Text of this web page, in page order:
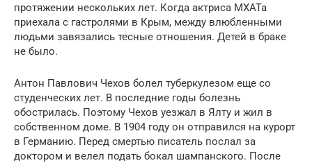
протяжении нескольких лет. Когда актриса МХАТа
приехала с гастролями в Крым, между влюбленными
людьми завязались тесные отношения. Детей в браке
не было.
Антон Павлович Чехов болел туберкулезом еще со
студенческих лет. В последние годы болезнь
обострилась. Поэтому Чехов уезжал в Ялту и жил в
собственном доме. В 1904 году он отправился на курорт
в Германию. Перед смертью писатель послал за
доктором и велел подать бокал шампанского. После